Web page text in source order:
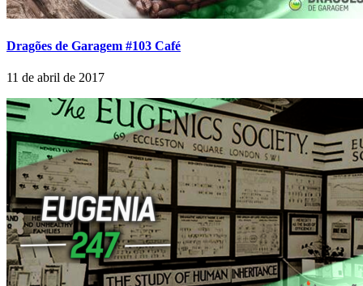
Dragões de Garagem #103 Café
11 de abril de 2017